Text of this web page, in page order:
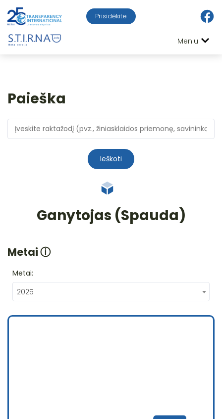
Prisidėkite
Meniu
Paieška
Ieškoti
Ganytojas (Spauda)
Metaiⓘ
Metai:
2025